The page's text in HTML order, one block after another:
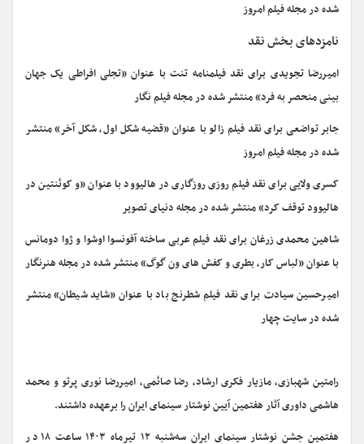
شده در مجله فیلم امروز
نامزدهای بخش نقد
امیررضا تجویدی برای نقد فیلمنامه تنت با عنوان «تجلی افراطی یک جهان
بینی منحصر به فرد» منتشر شده در مجله فیلم نگار
جابر تواضعی برای نقد فیلم زالو با عنوان «قضیه شکل اول، شکل آخر» منتشر
شده در مجله فیلم امروز
کسری ولایی برای نقد فیلم روزی روزگاری در هالیوود با عنوان «و کوئنتین در
هالیوود توقف کرد» منتشر شده در مجله دنیای تصویر
شاهین محمدی زرغان برای نقد فیلم عربی ساخته آفونسوا اوشوا و ژوا دومانس
با عنوان «لباس کار، بطری و کفش های ون گوگ» منتشر شده در مجله هنرنگار
امیرحسین سیادت برای نقد فیلم شطرنج باد با عنوان «شاید شیطان» منتشر
شده در سایت چهار
رامتین شهبازی، مازیار فکری ارشاد، رضا صائمی، امیررضا نوری پرتو و محمد
هاشمی داوری آثار هفتمین آیین نوشتار سینمای ایران را برعهده داشتند.
هفتمین جشن نوشتار سینمای ایران سه‌شنبه ۱۲ تیرماه ۱۴۰۳ ساعت ۱۸ در